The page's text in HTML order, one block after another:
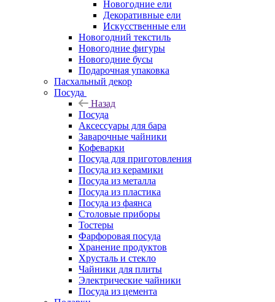
Новогодние ели
Декоративные ели
Искусственные ели
Новогодний текстиль
Новогодние фигуры
Новогодние бусы
Подарочная упаковка
Пасхальный декор
Посуда
Назад
Посуда
Аксессуары для бара
Заварочные чайники
Кофеварки
Посуда для приготовления
Посуда из керамики
Посуда из металла
Посуда из пластика
Посуда из фаянса
Столовые приборы
Тостеры
Фарфоровая посуда
Хранение продуктов
Хрусталь и стекло
Чайники для плиты
Электрические чайники
Посуда из цемента